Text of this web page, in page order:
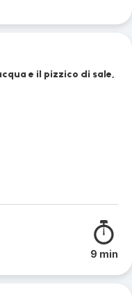
e il pizzico di sale,
9 min